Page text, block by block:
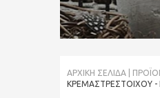
ΑΡΧΙΚΉ ΣΕΛΊΔΑ
ΚΡΕΜΆΣΤΡΕΣΤΟΊΧΟΥ -